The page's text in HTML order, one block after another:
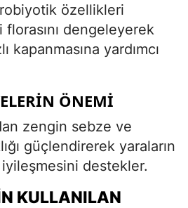
özellikleri
florasını dengeleyerek
kapanmasına yardımcı
ÖNEMI
zengin sebze ve
güçlendirerek yaraların
destekler.
KULLANILAN